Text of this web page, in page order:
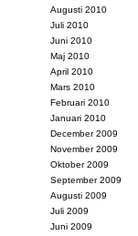
Augusti 2010
Juli 2010
Juni 2010
Maj 2010
April 2010
Mars 2010
Februari 2010
Januari 2010
December 2009
November 2009
Oktober 2009
September 2009
Augusti 2009
Juli 2009
Juni 2009